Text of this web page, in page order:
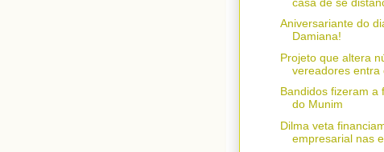
Aniversariante do
Damiana!
Projeto que altera
vereadores entra
Bandidos fizeram a
do Munim
Dilma veta
empresarial nas